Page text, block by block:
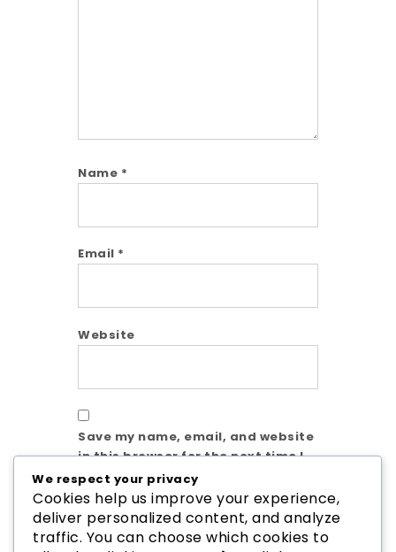
Name *
Email *
Website
Save my name, email, and website
in this browser for the next time I
comment.
We respect your privacy
Cookies help us improve your experience,
deliver personalized content, and analyze
traffic. You can choose which cookies to